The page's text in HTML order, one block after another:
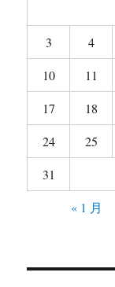
3
4
10
11
17
18
24
25
31
« 1 月